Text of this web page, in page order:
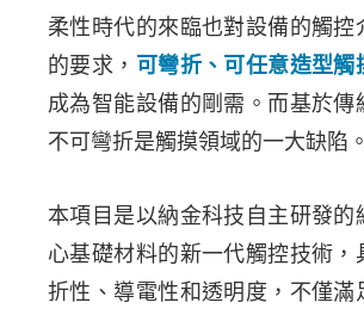
柔性時代的來臨也對設備的觸控
的要求， 可彎折、可任意造型觸
成為智能設備的剛需。而基於傳
不可彎折是觸摸領域的一大缺陷。
本項目是以納金科技自主研發的
心基礎材料的新一代觸控技術，
折性、導電性和透明度，不僅滿